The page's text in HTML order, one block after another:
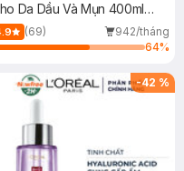
Da Dầu Và Mụn 400ml
(69)
942/tháng
64%
-42 %